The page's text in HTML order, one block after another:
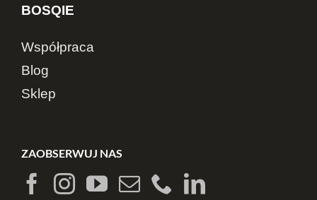
BOSQIE
Współpraca
Blog
Sklep
ZAOBSERWUJ NAS